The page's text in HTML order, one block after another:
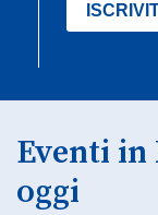
Eventi in
oggi